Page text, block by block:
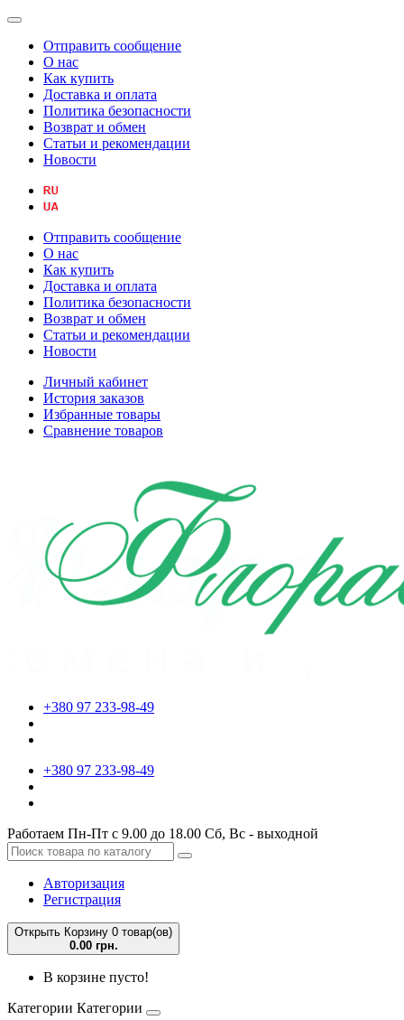
Отправить сообщение
О нас
Как купить
Доставка и оплата
Политика безопасности
Возврат и обмен
Статьи и рекомендации
Новости
Отправить сообщение
О нас
Как купить
Доставка и оплата
Политика безопасности
Возврат и обмен
Статьи и рекомендации
Новости
Личный кабинет
История заказов
Избранные товары
Сравнение товаров
+380 97 233-98-49
+380 97 233-98-49
Работаем Пн-Пт с 9.00 до 18.00 Сб, Вс - выходной
Авторизация
Регистрация
Открыть Корзину 0 товар(ов)
0.00 грн.
В корзине пусто!
Категории Категории